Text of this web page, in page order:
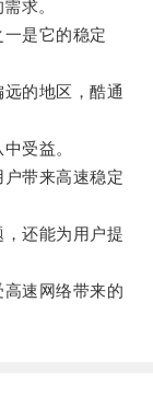
求。
是它的稳定
的地区，酷通
受益。
带来高速稳定
还能为用户提
速网络带来的